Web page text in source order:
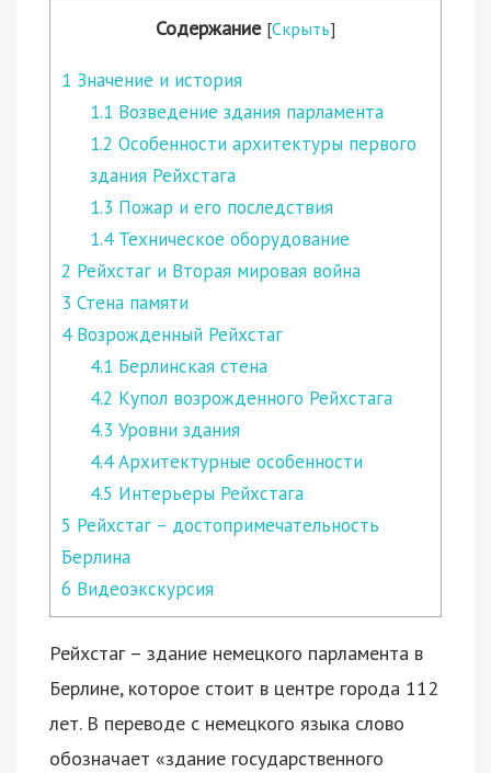
Содержание [Скрыть]
1 Значение и история
1.1 Возведение здания парламента
1.2 Особенности архитектуры первого
здания Рейхстага
1.3 Пожар и его последствия
1.4Техническое оборудование
2 Рейхстаг и Вторая мировая война
3 Стена памяти
4Возрожденный Рейхстаг
4.1 Берлинская стена
4.2 Купол возрожденного Рейхстага
4.3 Уровни здания
4.4Архитектурные особенности
4.5 Интерьеры Рейхстага
5 Рейхстаг – достопримечательность
Берлина
6 Видеоэкскурсия
Рейхстаг – здание немецкого парламента в
Берлине, которое стоит в центре города 112
лет. В переводе с немецкого языка слово
обозначает «здание государственного